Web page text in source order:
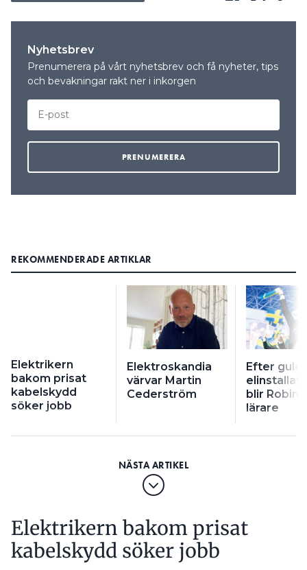
Nyhetsbrev
Prenumerera på vårt nyhetsbrev och få nyheter, tips
och bevakningar rakt ner i inkorgen
REKOMMENDERADE ARTIKLAR
Elektrikern
bakom prisat
kabelskydd
söker jobb
Elektroskandia
värvar Martin
Cederström
Efter
blir Robin
lärare
Elektrikern bakom prisat
kabelskydd söker jobb